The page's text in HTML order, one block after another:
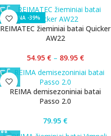
-39%
REIMATEC žieminiai batai Quicker
AW22
54.95 € – 89.95 €
REIMA demisezoniniai batai
Passo 2.0
79.95 €